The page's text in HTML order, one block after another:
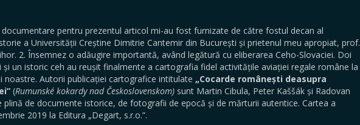
documentare pentru prezentul articol mi-au fost furnizate de către fostul decan al
a Universității Creștine Dimitrie Cantemir din București și prietenul meu apropiat, prof.
2. Însemnez o adăugire importantă, având legătură cu eliberarea Ceho-Slovaciei. Doi
și un istoric ceh au reușit finalmente a cartografia fidel activitățile aviației regale române la
noastre. Autorii publicației cartografice intitulate „Cocarde românești deasupra
(Rumunské kokardy nad Československom) sunt Martin Cibula, Peter Kaššák și Radovan
plină de documente istorice, de fotografii de epocă și de mărturii autentice. Cartea a
2019 la Editura „Degart, s.r.o.”.